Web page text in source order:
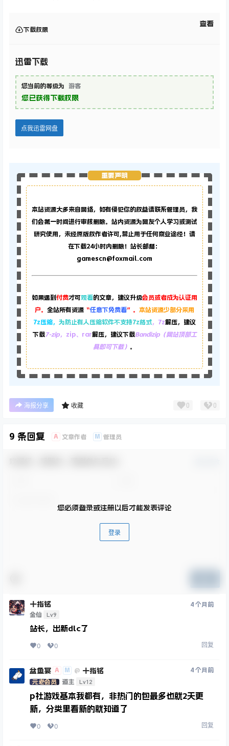
下载权限
查看
迅雷下载
您当前的等级为 游客
您已获得下载权限
点我迅雷网盘
重要声明
本站资源大多来自网络，如有侵犯你的权益请联系管理员， 我
们会第一时间进行审核删除。站内资源为网友个人学习或测试
研究使用，未经原版权作者许可,禁止用于任何商业途径！请
在下载24小时内删除！站长邮箱：
gamescn@foxmail.com
如果遇到 付费才可观看的文章，建议升级会员或者成为认证用
户。 全站所有资源 “任意下免费看”。 本站资源少部分采用
7z压缩， 为防止有人压缩软件不支持7z格式，7z解压，建议
下载7-zip，zip、rar解压，建议下载Bandizip（网站顶部工
具即可下载） 。
海报分享 收藏 0 0
9 条回复 A 文章作者 M 管理员
您必须登录或注册以后才能发表评论
登录
十指铭
金仙 Lv9
4 个月前
站长，出新dlc了
0 0 回复
盆鱼宴 A M @ 十指铭
元老会员 道主 Lv12
4 个月前
p社游戏基本我都有，非热门的包最多也就2天更
新，分类里看新的就知道了
0 0 回复